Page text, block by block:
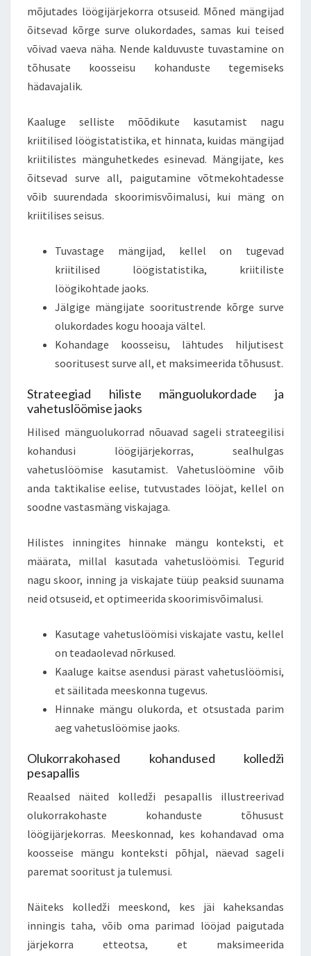
mõjutades löögijärjekorra otsuseid. Mõned mängijad
õitsevad kõrge surve olukordades, samas kui teised
võivad vaeva näha. Nende kalduvuste tuvastamine on
tõhusate koosseisu kohanduste tegemiseks
hädavajalik.
Kaaluge selliste mõõdikute kasutamist nagu
kriitilised löögistatistika, et hinnata, kuidas mängijad
kriitilistes mänguhetkedes esinevad. Mängijate, kes
õitsevad surve all, paigutamine võtmekohtadesse
võib suurendada skoorimisvõimalusi, kui mäng on
kriitilises seisus.
Tuvastage mängijad, kellel on tugevad
kriitilised löögistatistika, kriitiliste
löögikohtade jaoks.
Jälgige mängijate sooritustrende kõrge surve
olukordades kogu hooaja vältel.
Kohandage koosseisu, lähtudes hiljutisest
sooritusest surve all, et maksimeerida tõhusust.
Strateegiad hiliste mänguolukordade ja
vahetuslöömise jaoks
Hilised mänguolukorrad nõuavad sageli strateegilisi
kohandusi löögijärjekorras, sealhulgas
vahetuslöömise kasutamist. Vahetuslöömine võib
anda taktikalise eelise, tutvustades lööjat, kellel on
soodne vastasmäng viskajaga.
Hilistes inningites hinnake mängu konteksti, et
määrata, millal kasutada vahetuslöömisi. Tegurid
nagu skoor, inning ja viskajate tüüp peaksid suunama
neid otsuseid, et optimeerida skoorimisvõimalusi.
Kasutage vahetuslöömisi viskajate vastu, kellel
on teadaolevad nõrkused.
Kaaluge kaitse asendusi pärast vahetuslöömisi,
et säilitada meeskonna tugevus.
Hinnake mängu olukorda, et otsustada parim
aeg vahetuslöömise jaoks.
Olukorrakohased kohandused kolledži
pesapallis
Reaalsed näited kolledži pesapallis illustreerivad
olukorrakohaste kohanduste tõhusust
löögijärjekorras. Meeskonnad, kes kohandavad oma
koosseise mängu konteksti põhjal, näevad sageli
paremat sooritust ja tulemusi.
Näiteks kolledži meeskond, kes jäi kaheksandas
inningis taha, võib oma parimad lööjad paigutada
järjekorra etteotsa, et maksimeerida